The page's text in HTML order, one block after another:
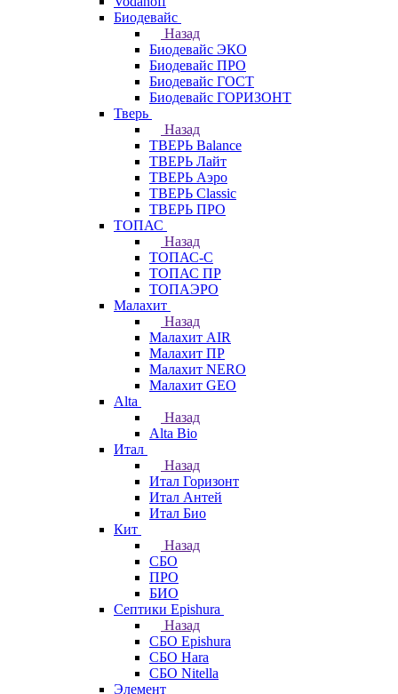
Биодевайс
Назад
Биодевайс ЭКО
Биодевайс ПРО
Биодевайс ГОСТ
Биодевайс ГОРИЗОНТ
Тверь
Назад
ТВЕРЬ Balance
ТВЕРЬ Лайт
ТВЕРЬ Аэро
ТВЕРЬ Classic
ТВЕРЬ ПРО
ТОПАС
Назад
ТОПАС-С
ТОПАС ПР
ТОПАЭРО
Малахит
Назад
Малахит AIR
Малахит ПР
Малахит NERO
Малахит GEO
Alta
Назад
Alta Bio
Итал
Назад
Итал Горизонт
Итал Антей
Итал Био
Кит
Назад
СБО
ПРО
БИО
Септики Epishura
Назад
СБО Epishura
СБО Hara
СБО Nitella
Элемент